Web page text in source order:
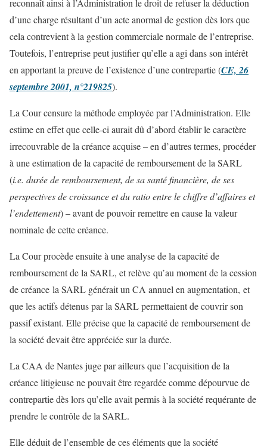
d’une charge résultant d’un acte anormal de gestion dès lors que
cela contrevient à la gestion commerciale normale de l’entreprise.
Toutefois, l’entreprise peut justifier qu’elle a agi dans son intérêt
en apportant la preuve de l’existence d’une contrepartie (CE, 26
septembre 2001, n°219825).
La Cour censure la méthode employée par l’Administration. Elle
estime en effet que celle-ci aurait dû d’abord établir le caractère
irrecouvrable de la créance acquise – en d’autres termes, procéder
à une estimation de la capacité de remboursement de la SARL
(i.e. durée de remboursement, de sa santé financière, de ses
perspectives de croissance et du ratio entre le chiffre d’affaires et
l’endettement) – avant de pouvoir remettre en cause la valeur
nominale de cette créance.
La Cour procède ensuite à une analyse de la capacité de
remboursement de la SARL, et relève qu’au moment de la cession
de créance la SARL générait un CA annuel en augmentation, et
que les actifs détenus par la SARL permettaient de couvrir son
passif existant. Elle précise que la capacité de remboursement de
la société devait être appréciée sur la durée.
La CAA de Nantes juge par ailleurs que l’acquisition de la
créance litigieuse ne pouvait être regardée comme dépourvue de
contrepartie dès lors qu’elle avait permis à la société requérante de
prendre le contrôle de la SARL.
Elle déduit de l’ensemble de ces éléments que la société